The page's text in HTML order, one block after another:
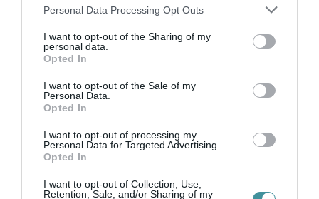
Please note that this website/app uses one or more Google
not limited to your visit or usage behaviour. You may click to
grant or deny consent to Google and its third-party tags to
use your data for below specified purposes in below Google
consent section.
Personal Data Processing Opt Outs
I want to opt-out of the Sharing of my
personal data.
Opted In
I want to opt-out of the Sale of my
Personal Data.
Opted In
I want to opt-out of processing my
Personal Data for Targeted Advertising.
Opted In
I want to opt-out of Collection, Use,
Retention, Sale, and/or Sharing of my
Ez nem irodalmi siránkozás. Nem arról szól,
hogy régen mindenki könyvvel aludt el, ma
meg elromlott az emberiség. Régen sem volt
mindenki könyvmoly. És ma sem a telefon a
sátán zsebre vágható kiadása. A görgetés
pihenés, humor, kapcsolat, ötletvadászat. Aki
jól görget, az szerkesztőként működik a saját
fejében: szűr, válogat, rangsorol, megáll, kilép.